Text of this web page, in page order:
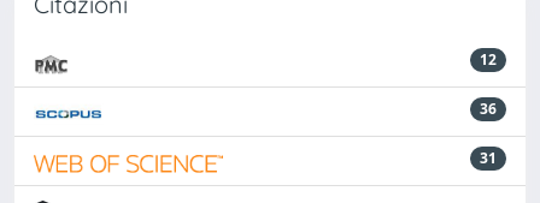
12
36
31